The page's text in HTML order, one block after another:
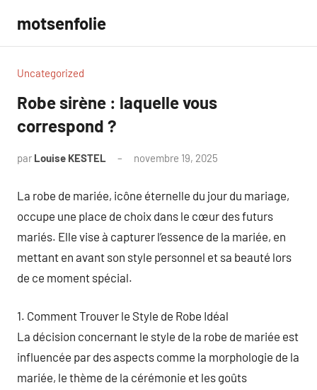
contenu
motsenfolie
Uncategorized
Robe sirène : laquelle vous
correspond ?
par Louise KESTEL novembre 19, 2025
La robe de mariée, icône éternelle du jour du mariage,
occupe une place de choix dans le cœur des futurs
mariés. Elle vise à capturer l’essence de la mariée, en
mettant en avant son style personnel et sa beauté lors
de ce moment spécial.
1. Comment Trouver le Style de Robe Idéal
La décision concernant le style de la robe de mariée est
influencée par des aspects comme la morphologie de la
mariée, le thème de la cérémonie et les goûts